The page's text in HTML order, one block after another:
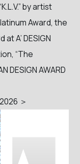
by artist
Award, the
A’ DESIGN
“The
DESIGN AWARD
＞